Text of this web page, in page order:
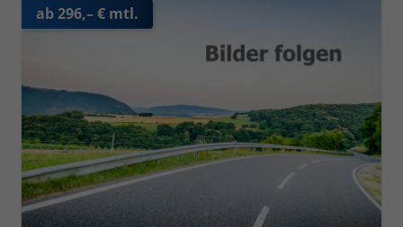
ab 296,– € mtl.